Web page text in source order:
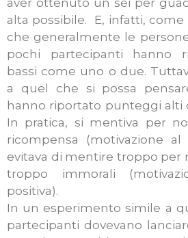
aver ottenuto un sei per
alta possibile. E, infatti,
che generalmente le
pochi partecipanti hanno
bassi come uno o due.
a quel che si possa
hanno riportato punteggi alti
In pratica, si mentiva per
ricompensa (motivazione
evitava di mentire troppo per
troppo immorali
positiva).
In un esperimento simile a
partecipanti dovevano